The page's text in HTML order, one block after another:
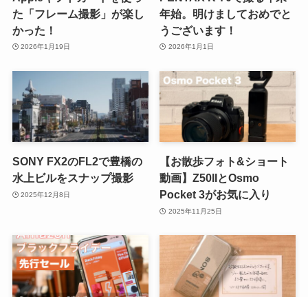
た「フレーム撮影」が楽し
かった！
2026年1月19日
年始。明けましておめでと
うございます！
2026年1月1日
SONY FX2のFL2で豊橋の
水上ビルをスナップ撮影
2025年12月8日
【お散歩フォト&ショート
動画】Z50IIとOsmo
Pocket 3がお気に入り
2025年11月25日